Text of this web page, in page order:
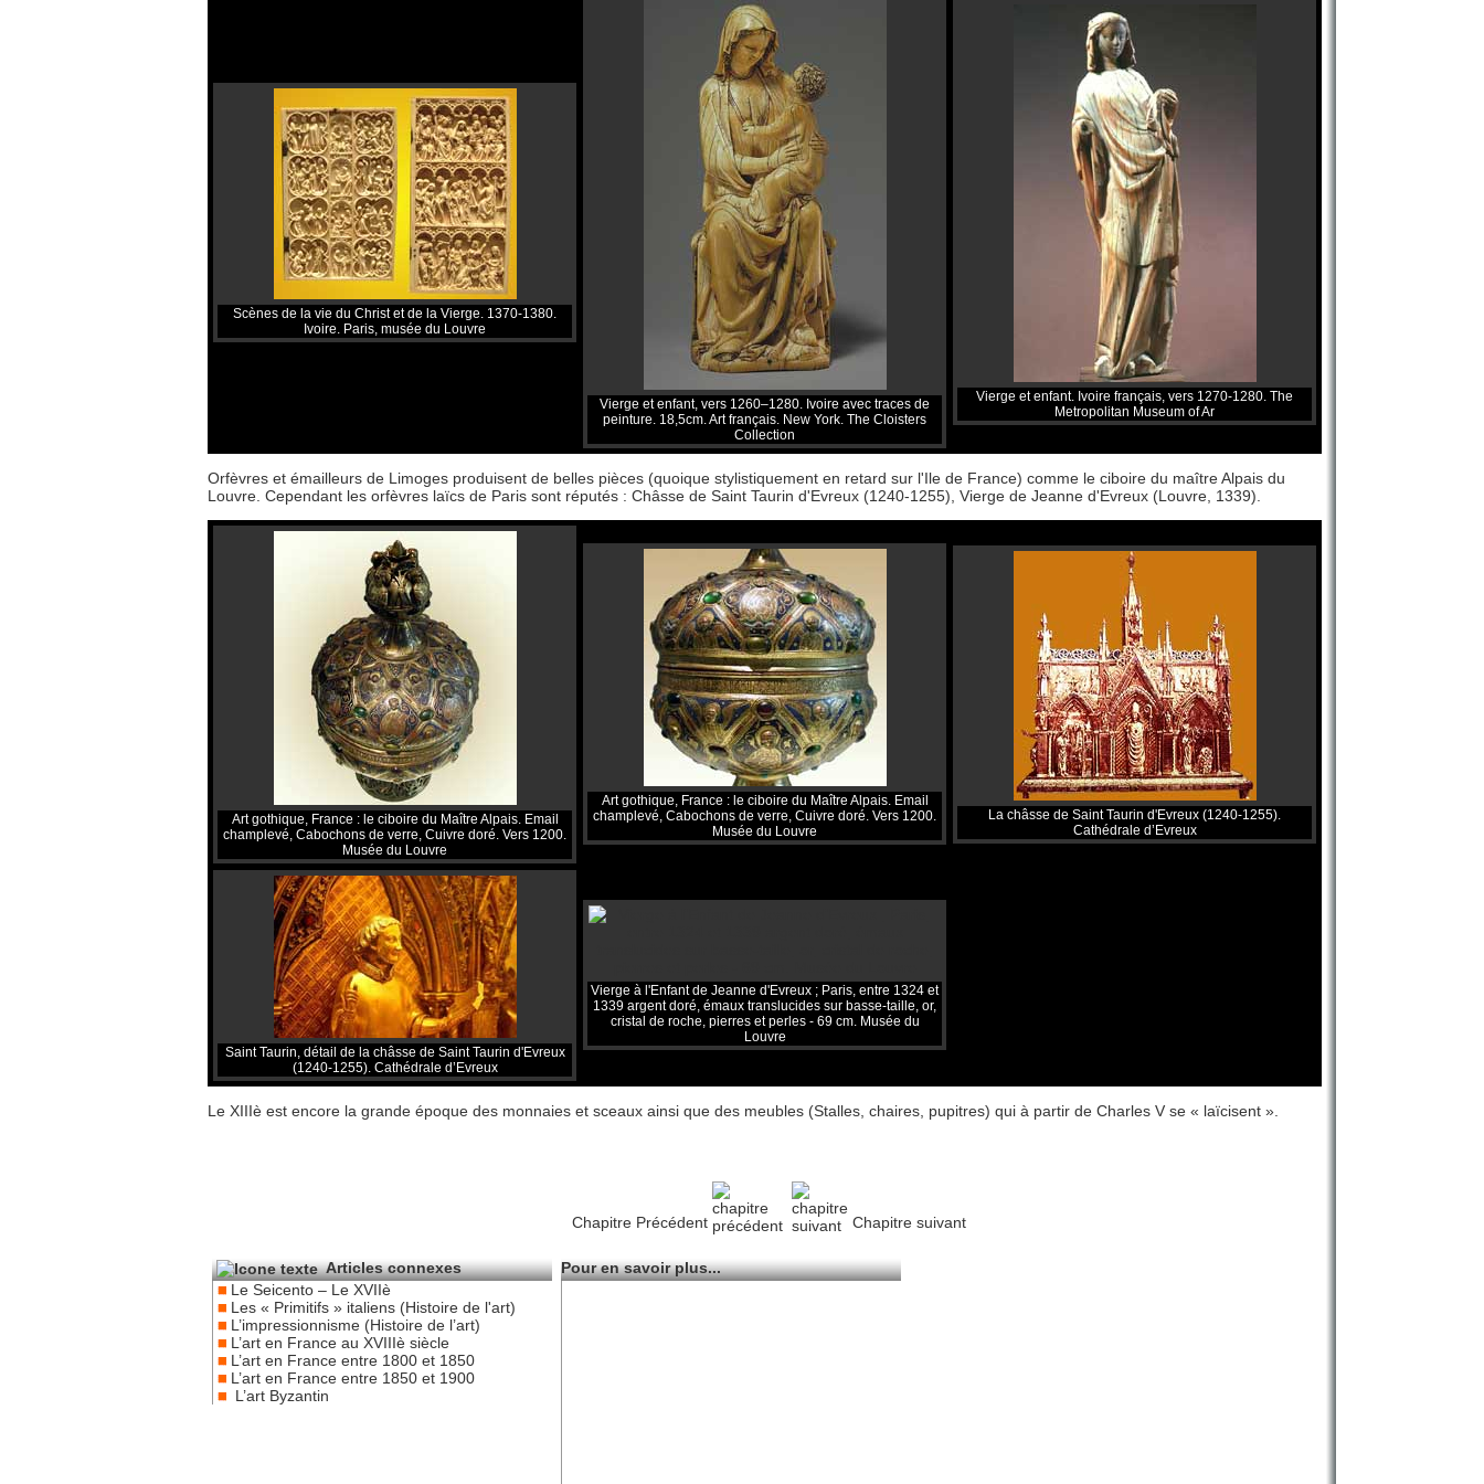
Scènes de la vie du Christ et de la Vierge. 1370-1380.
Ivoire. Paris, musée du Louvre
Vierge et enfant, vers 1260–1280. Ivoire avec traces de
peinture. 18,5cm. Art français. New York. The Cloisters
Collection
Vierge et enfant. Ivoire français, vers 1270-1280. The
Metropolitan Museum of Ar
Orfèvres et émailleurs de Limoges produisent de belles pièces (quoique stylistiquement en retard sur l'Ile de France) comme le ciboire du maître Alpais du
Louvre. Cependant les orfèvres laïcs de Paris sont réputés : Châsse de Saint Taurin d'Evreux (1240-1255), Vierge de Jeanne d'Evreux (Louvre, 1339).
Art gothique, France : le ciboire du Maître Alpais. Email
champlevé, Cabochons de verre, Cuivre doré. Vers 1200.
Musée du Louvre
Art gothique, France : le ciboire du Maître Alpais. Email
champlevé, Cabochons de verre, Cuivre doré. Vers 1200.
Musée du Louvre
La châsse de Saint Taurin d'Evreux (1240-1255).
Cathédrale d’Evreux
Saint Taurin, détail de la châsse de Saint Taurin d'Evreux
(1240-1255). Cathédrale d’Evreux
Vierge à l'Enfant de Jeanne d'Evreux ; Paris, entre 1324 et
1339 argent doré, émaux translucides sur basse-taille, or,
cristal de roche, pierres et perles - 69 cm. Musée du
Louvre
Le XIIIè est encore la grande époque des monnaies et sceaux ainsi que des meubles (Stalles, chaires, pupitres) qui à partir de Charles V se « laïcisent ».
Chapitre Précédent Chapitre suivant
Articles connexes
Le Seicento – Le XVIIè
Les « Primitifs » italiens (Histoire de l'art)
L’impressionnisme (Histoire de l’art)
L’art en France au XVIIIè siècle
L’art en France entre 1800 et 1850
L’art en France entre 1850 et 1900
L’art Byzantin
Pour en savoir plus...